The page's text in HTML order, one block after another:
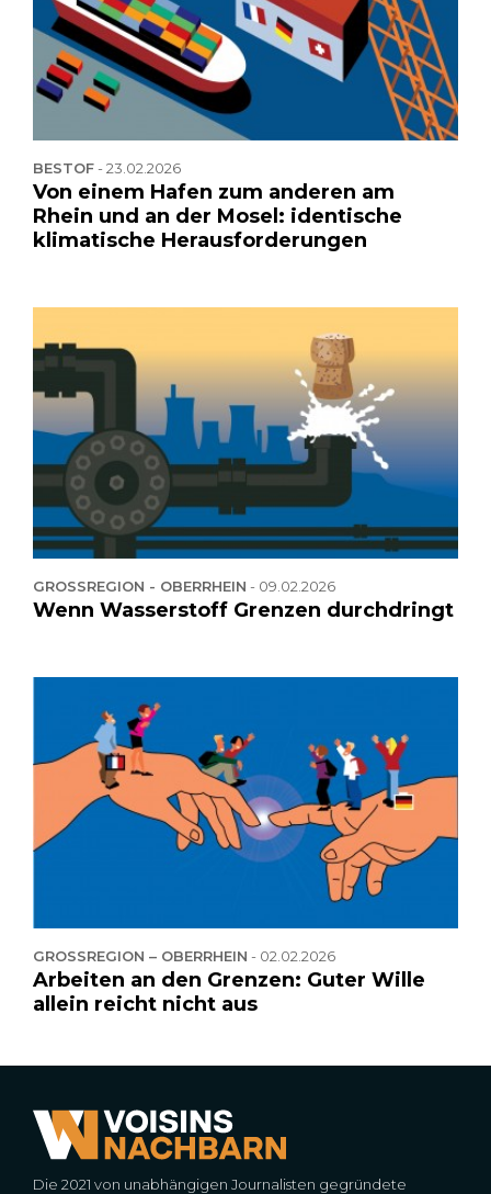
BESTOF-23.02.2026
Von einem Hafen zum anderen am
Rhein und an der Mosel: identische
klimatische Herausforderungen
GROSSREGION - OBERRHEIN - 09.02.2026
Wenn Wasserstoff Grenzen durchdringt
GROSSREGION – OBERRHEIN - 02.02.2026
Arbeiten an den Grenzen: Guter Wille
allein reicht nicht aus
Die 2021 von unabhängigen Journalisten gegründete